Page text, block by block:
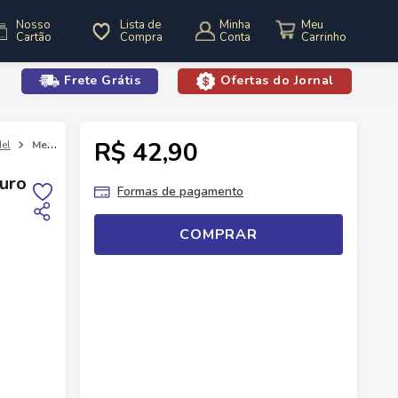
Nosso
Cartão
Lista de
Compra
Minha
Conta
Frete Grátis Ofertas do Jornal
Mel Apis Flora 340g Bisnaga Puro R$ 42,90
Formas de pagamento
COMPRAR